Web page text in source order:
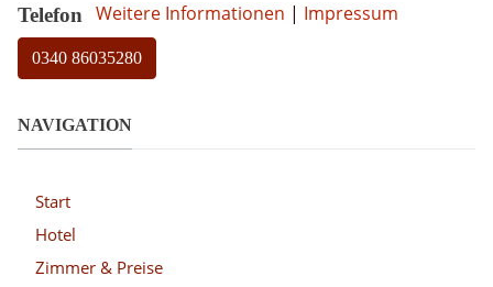
Telefon
0340 86035280
NAVIGATION
Start
Hotel
Zimmer & Preise
Weitere Informationen | Impressum